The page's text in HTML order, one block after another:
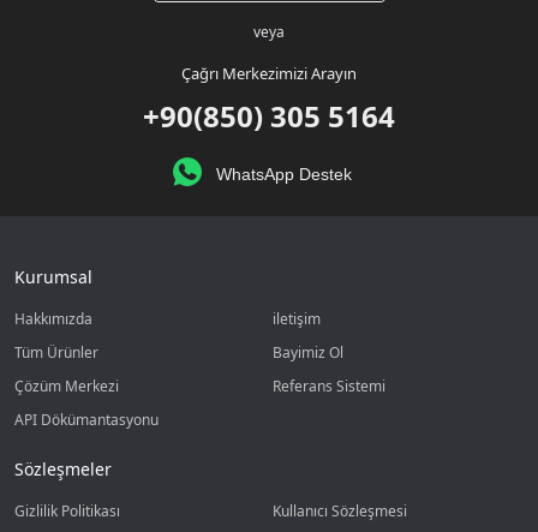
veya
Çağrı Merkezimizi Arayın
+90(850) 305 5164
WhatsApp Destek
Kurumsal
Hakkımızda
iletişim
Tüm Ürünler
Bayimiz Ol
Çözüm Merkezi
Referans Sistemi
API Dökümantasyonu
Sözleşmeler
Gizlilik Politikası
Kullanıcı Sözleşmesi